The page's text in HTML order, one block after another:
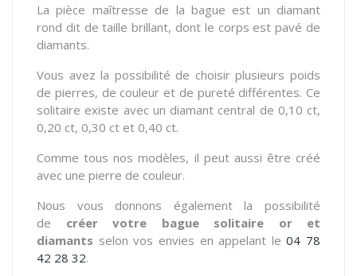
La pièce maîtresse de la bague est un diamant
rond dit de taille brillant, dont le corps est pavé de
diamants.
Vous avez la possibilité de choisir plusieurs poids
de pierres, de couleur et de pureté différentes. Ce
solitaire existe avec un diamant central de 0,10 ct,
0,20 ct, 0,30 ct et 0,40 ct.
Comme tous nos modèles, il peut aussi être créé
avec une pierre de couleur.
Nous vous donnons également la possibilité
de créer votre bague solitaire or et
diamants selon vos envies en appelant le04 78
42 28 32.